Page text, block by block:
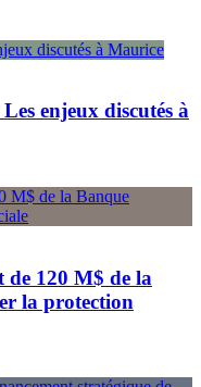
enjeux discutés à
120 M$ de la
la protection